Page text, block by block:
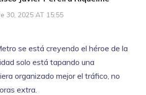
30, 2025 AT 15:55
se está creyendo el héroe de la
solo está tapando una
organizado mejor el tráfico, no
extra.